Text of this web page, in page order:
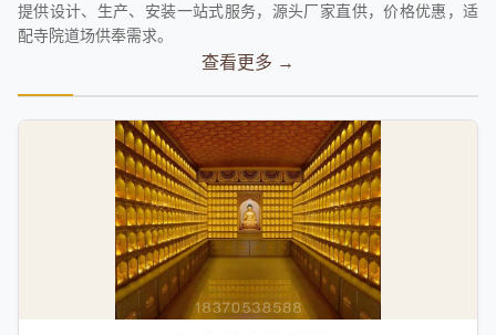
提供设计、生产、安装一站式服务，源头厂家直供，价格优惠，适
配寺院道场供奉需求。
查看更多 →